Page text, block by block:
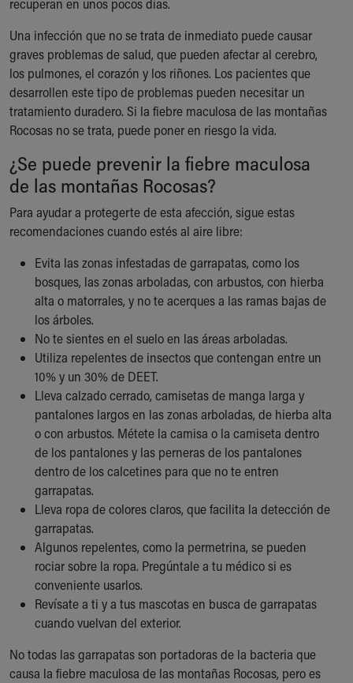
recuperan en unos pocos días.
Una infección que no se trata de inmediato puede causar
graves problemas de salud, que pueden afectar al cerebro,
los pulmones, el corazón y los riñones. Los pacientes que
desarrollen este tipo de problemas pueden necesitar un
tratamiento duradero. Si la fiebre maculosa de las montañas
Rocosas no se trata, puede poner en riesgo la vida.
¿Se puede prevenir la fiebre maculosa
de las montañas Rocosas?
Para ayudar a protegerte de esta afección, sigue estas
recomendaciones cuando estés al aire libre:
Evita las zonas infestadas de garrapatas, como los
bosques, las zonas arboladas, con arbustos, con hierba
alta o matorrales, y no te acerques a las ramas bajas de
los árboles.
No te sientes en el suelo en las áreas arboladas.
Utiliza repelentes de insectos que contengan entre un
10% y un 30% de DEET.
Lleva calzado cerrado, camisetas de manga larga y
pantalones largos en las zonas arboladas, de hierba alta
o con arbustos. Métete la camisa o la camiseta dentro
de los pantalones y las perneras de los pantalones
dentro de los calcetines para que no te entren
garrapatas.
Lleva ropa de colores claros, que facilita la detección de
garrapatas.
Algunos repelentes, como la permetrina, se pueden
rociar sobre la ropa. Pregúntale a tu médico si es
conveniente usarlos.
Revísate a ti y a tus mascotas en busca de garrapatas
cuando vuelvan del exterior.
No todas las garrapatas son portadoras de la bacteria que
causa la fiebre maculosa de las montañas Rocosas, pero es